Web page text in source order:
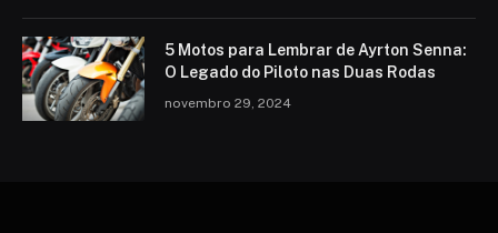
5 Motos para Lembrar de Ayrton Senna:
O Legado do Piloto nas Duas Rodas
novembro 29, 2024